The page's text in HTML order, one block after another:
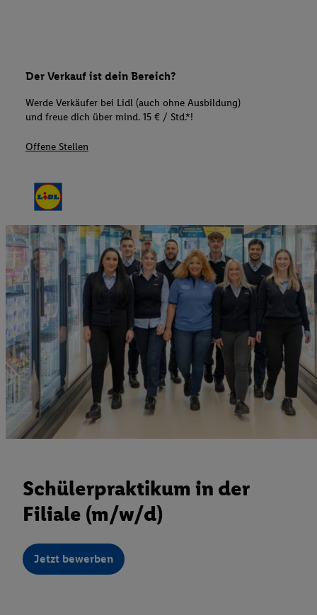
Der Verkauf ist dein Bereich?
Werde Verkäufer bei Lidl (auch ohne Ausbildung)
und freue dich über mind. 15 € / Std.*!
Offene Stellen
Schülerpraktikum in der
Filiale (m/w/d)
Jetzt bewerben